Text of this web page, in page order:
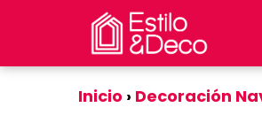
Inicio Decoración